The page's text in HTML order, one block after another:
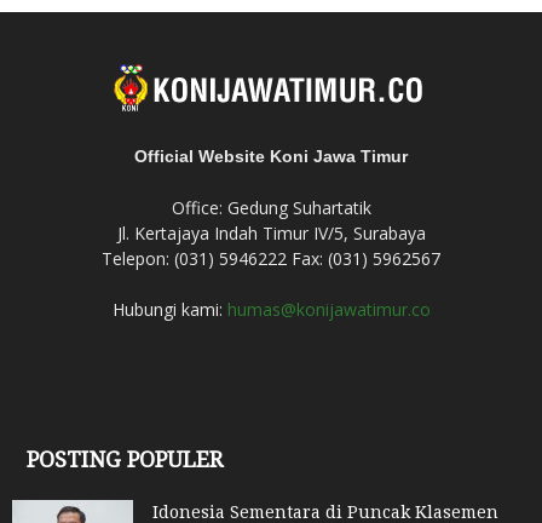
Official Website Koni Jawa Timur
Office: Gedung Suhartatik
Jl. Kertajaya Indah Timur IV/5, Surabaya
Telepon: (031) 5946222 Fax: (031) 5962567
Hubungi kami: humas@konijawatimur.co
POSTING POPULER
Idonesia Sementara di Puncak Klasemen